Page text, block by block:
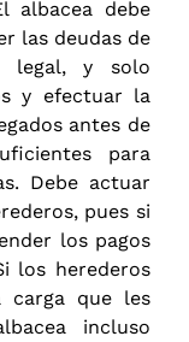
albacea debe
las deudas de
legal, y solo
y efectuar la
antes de
para
Debe actuar
pues si
los pagos
los herederos
carga que les
incluso